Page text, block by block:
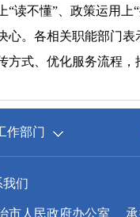
不懂”、政策运用上“
心。各相关职能部门
式、优化服务流程
作部门
我们
市人民政府办公室